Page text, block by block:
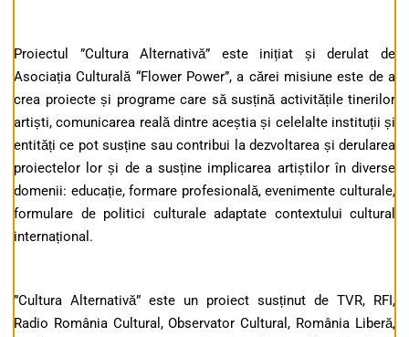
Proiectul ”Cultura Alternativă” este inițiat și derulat de
Asociația Culturală “Flower Power”, a cărei misiune este de a
crea proiecte și programe care să susțină activitățile tinerilor
artiști, comunicarea reală dintre aceștia și celelalte instituții și
entități ce pot susține sau contribui la dezvoltarea și derularea
proiectelor lor și de a susține implicarea artiștilor în diverse
domenii: educație, formare profesională, evenimente culturale,
formulare de politici culturale adaptate contextului cultural
internațional.
”Cultura Alternativă” este un proiect susținut de TVR, RFI,
Radio România Cultural, Observator Cultural, România Liberă,